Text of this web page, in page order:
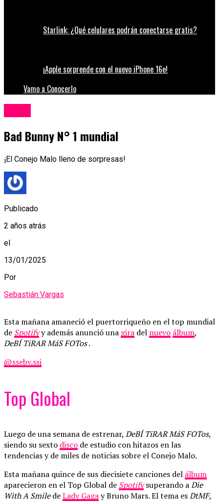
Starlink: ¿Qué celulares podrán conectarse gratis?
¡Apple sorprende con el nuevo iPhone 16e!
Vamo a Conocerlo
Bad Bunny N° 1 mundial
¡El Conejo Malo lleno de sorpresas!
Publicado
2 años atrás
el
13/01/2025
Por
Sebastián Vargas
Esta mañana amaneció el puertorriqueño en el top mundial
de Spotifyy además anunció una gira del nuevo álbum,
DeBÍ TiRAR MáS FOTos.
@ssebv.ssj
Top Global
Luego de una semana de estrenar, DeBÍ TiRAR MáS FOTos,
siendo su sexto disco de estudio con hitazos en las
tendencias y de miles de noticias sobre el Conejo Malo.
Esta mañana quince de sus diecisiete canciones del álbum
aparecieron en el Top Global de Spotify superando aDie
With A SmiledeLady Gagay Bruno Mars. El tema esDtMF,